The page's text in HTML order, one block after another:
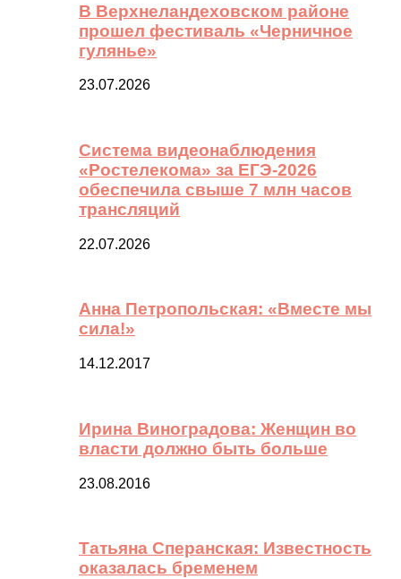
В Верхнеландеховском районе
прошел фестиваль «Черничное
гулянье»
23.07.2026
Система видеонаблюдения
«Ростелекома» за ЕГЭ-2026
обеспечила свыше 7 млн часов
трансляций
22.07.2026
Анна Петропольская: «Вместе мы
сила!»
14.12.2017
Ирина Виноградова: Женщин во
власти должно быть больше
23.08.2016
Татьяна Сперанская: Известность
оказалась бременем